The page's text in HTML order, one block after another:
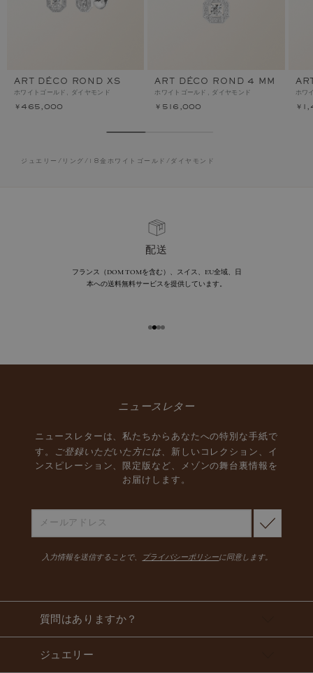
ART DÉCO ROND XS
ホワイトゴールド, ダイヤモンド
￥465,000
ART DÉCO ROND 4 MM
ホワイトゴールド, ダイヤモンド
￥516,000
ホワ
￥
ジュエリー / リング / 18金ホワイトゴールド / ダイヤモンド
配送
フランス（DOM TOMを含む）、スイス、EU全域、日
本への送料無料サービスを提供しています。
ニュースレター
ニュースレターは、私たちからあなたへの特別な手紙で
す。
ご登録いただいた方には、 新しいコレクション、イ
ンスピレーション、限定版など、メゾンの舞台裏情報を
お届けします。
入力情報を送信することで、 プライバシーポリシーに同意します。
質問はありますか？
ジュエリー